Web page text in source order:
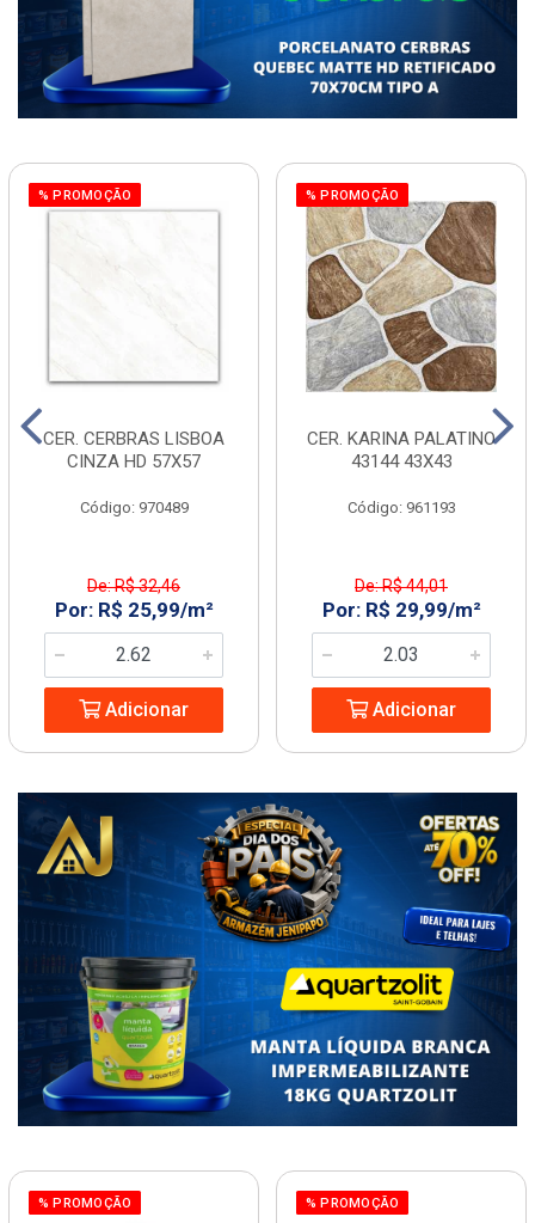
% PROMOÇÃO
CER. CERBRAS LISBOA
CINZA HD 57X57
Código: 970489
De: R$ 32,46
Por: R$ 25,99/m²
Adicionar
% PROMOÇÃO
CER. KARINA PALATINO
43144 43X43
Código: 961193
De: R$ 44,01
Por: R$ 29,99/m²
Adicionar
% PROMOÇÃO % PROMOÇÃO